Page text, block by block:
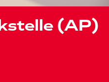
(AP)